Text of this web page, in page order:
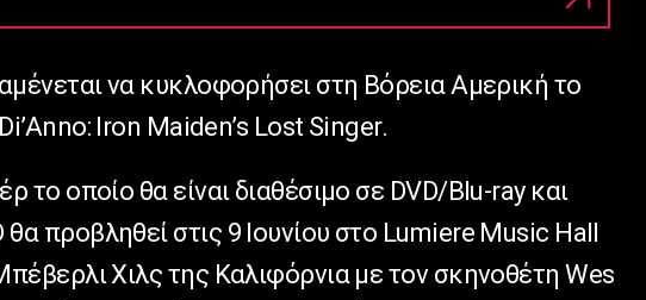
να κυκλοφορήσει στη Βόρεια Αμερική το
Iron Maiden’s Lost Singer.
το οποίο θα είναι διαθέσιμο σε DVD/Blu-ray και
προβληθεί στις 9 Ιουνίου στο Lumiere Music Hall
Χιλς της Καλιφόρνια με τον σκηνοθέτη Wes